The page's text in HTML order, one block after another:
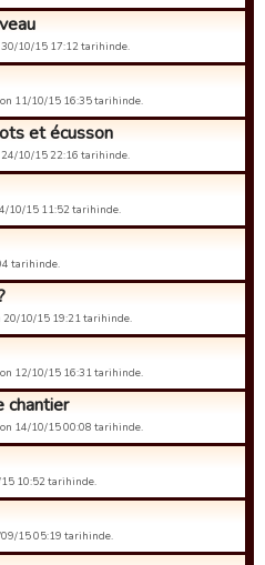
30/10/15 17:12 tarihinde.
on 11/10/15 16:35 tarihinde.
et écusson
24/10/15 22:16 tarihinde.
10/15 11:52 tarihinde.
tarihinde.
20/10/15 19:21 tarihinde.
on 12/10/15 16:31 tarihinde.
chantier
on 14/10/15 00:08 tarihinde.
10:52 tarihinde.
15 05:19 tarihinde.